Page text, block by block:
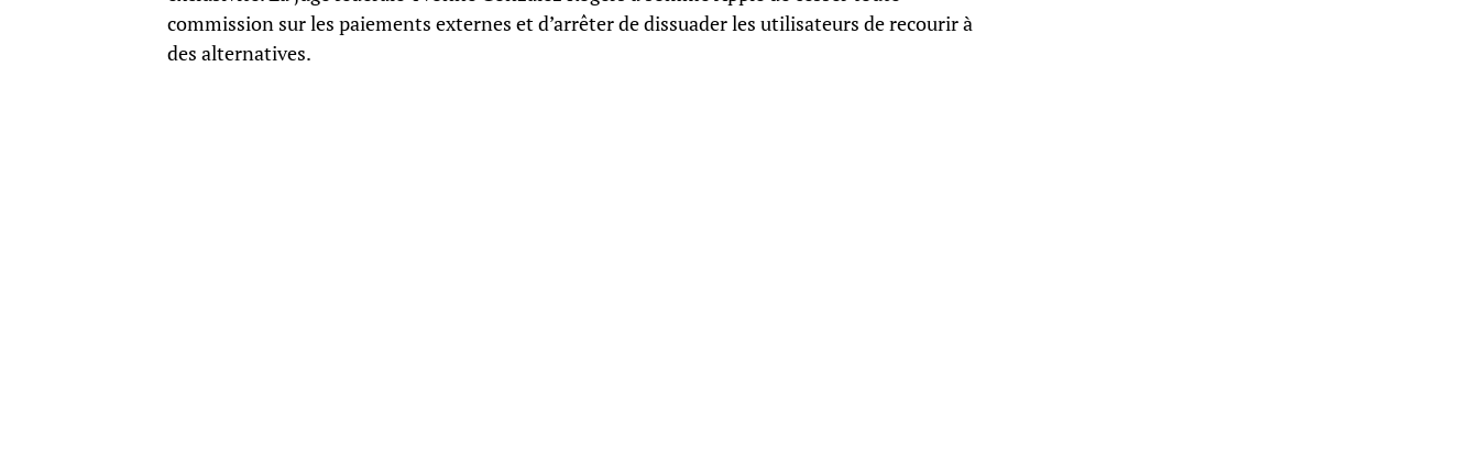
commission sur les paiements externes et d’arrêter de dissuader les utilisateurs de recourir à
des alternatives.